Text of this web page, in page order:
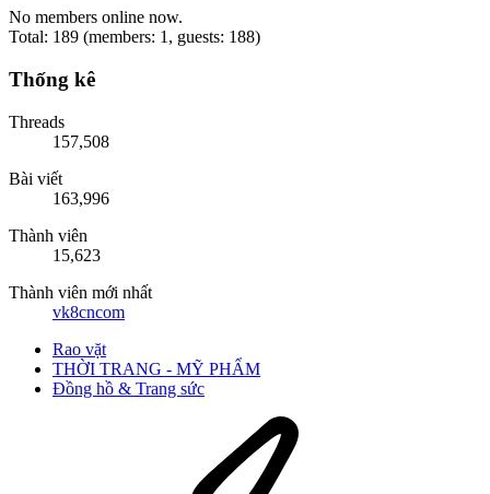
No members online now.
Total: 189 (members: 1, guests: 188)
Thống kê
Threads
157,508
Bài viết
163,996
Thành viên
15,623
Thành viên mới nhất
vk8cncom
Rao vặt
THỜI TRANG - MỸ PHẨM
Đồng hồ & Trang sức